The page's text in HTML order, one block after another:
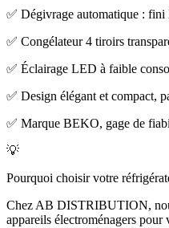
✅ Dégivrage automatique : fini
✅ Congélateur 4 tiroirs
✅ Éclairage LED à faible
✅ Design élégant et compact,
✅ Marque BEKO, gage de
💡
Pourquoi choisir votre
Chez AB DISTRIBUTION,
appareils électroménagers